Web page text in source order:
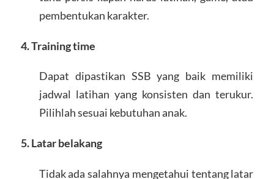
pembentukan karakter.
4. Training time
Dapat dipastikan SSB yang baik memiliki
jadwal latihan yang konsisten dan terukur.
Pilihlah sesuai kebutuhan anak.
5. Latar belakang
Tidak ada salahnya mengetahui tentang latar